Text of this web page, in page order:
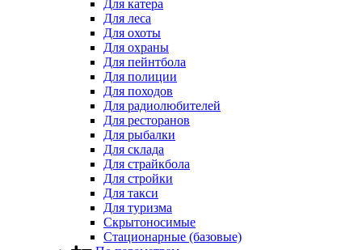
Для катера
Для леса
Для охоты
Для охраны
Для пейнтбола
Для полиции
Для походов
Для радиолюбителей
Для ресторанов
Для рыбалки
Для склада
Для страйкбола
Для стройки
Для такси
Для туризма
Скрытоносимые
Стационарные (базовые)